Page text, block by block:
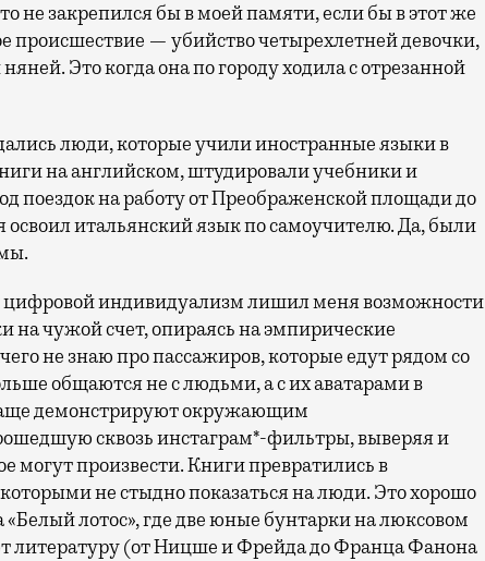
не закрепился бы в моей памяти, если бы в этот же
происшествие — убийство четырехлетней девочки,
Это когда она по городу ходила с отрезанной
люди, которые учили иностранные языки в
на английском, штудировали учебники и
поездок на работу от Преображенской площади до
освоил итальянский язык по самоучителю. Да, были
индивидуализм лишил меня возможности
на чужой счет, опираясь на эмпирические
не знаю про пассажиров, которые едут рядом со
общаются не с людьми, а с их аватарами в
демонстрируют окружающим
сквозь инстаграм*-фильтры, выверяя и
могут произвести. Книги превратились в
не стыдно показаться на люди. Это хорошо
«Белый лотос», где две юные бунтарки на люксовом
литературу (от Ницше и Фрейда до Франца Фанона